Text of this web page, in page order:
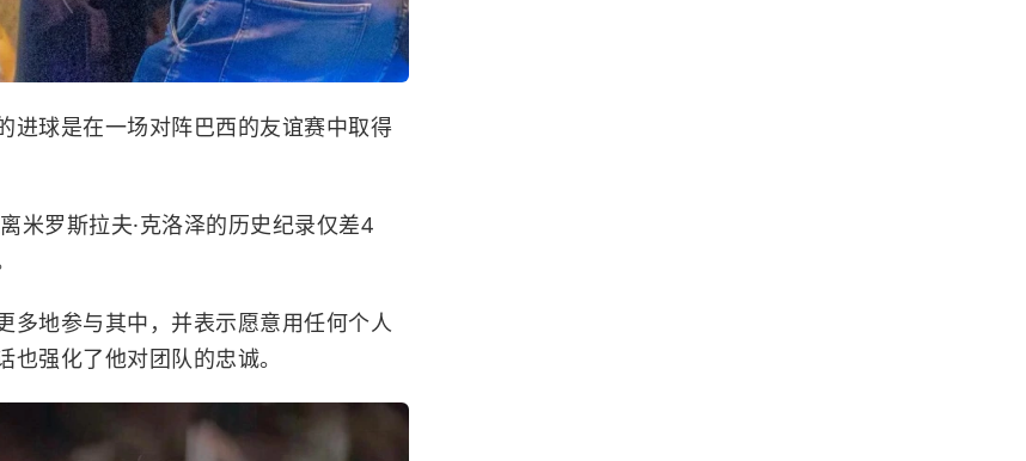
进球是在一场对阵巴西的友谊赛中取得
米罗斯拉夫·克洛泽的历史纪录仅差4
多地参与其中，并表示愿意用任何个人
强化了他对团队的忠诚。